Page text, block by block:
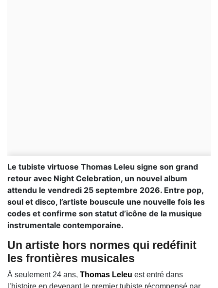
Le tubiste virtuose Thomas Leleu signe son grand
retour avec Night Celebration, un nouvel album
attendu le vendredi 25 septembre 2026. Entre pop,
soul et disco, l’artiste bouscule une nouvelle fois les
codes et confirme son statut d’icône de la musique
instrumentale contemporaine.
Un artiste hors normes qui redéfinit
les frontières musicales
À seulement 24 ans, Thomas Leleu est entré dans